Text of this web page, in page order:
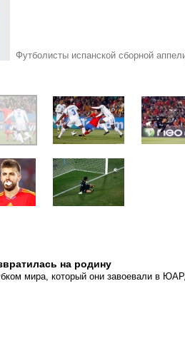
Футболисты испанской сборной
на родину
мира, который они завоевали в